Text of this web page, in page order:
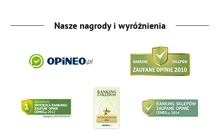
Nasze nagrody i wyróżnienia